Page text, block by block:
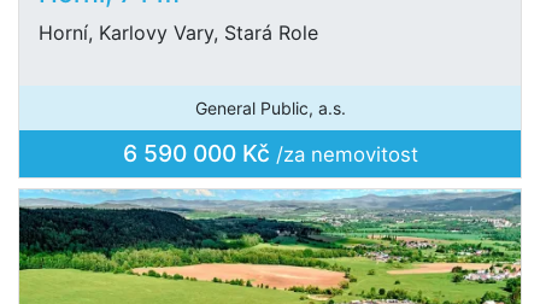
Horní, Karlovy Vary, Stará Role
General Public, a.s.
6 590 000 Kč /za nemovitost